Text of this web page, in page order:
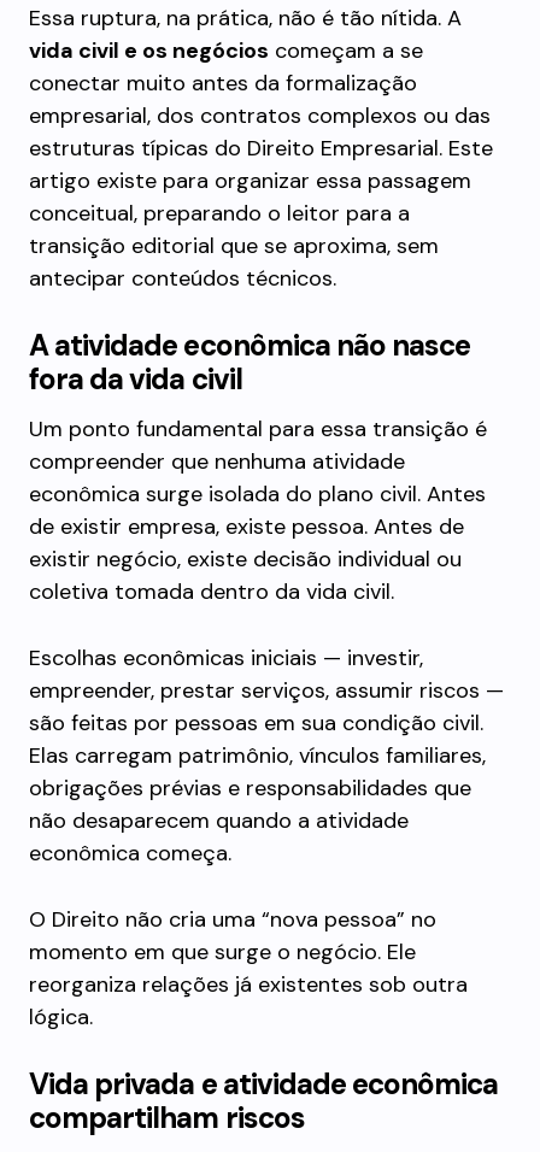
Essa ruptura, na prática, não é tão nítida. A
vida civil e os negócios começam a se
conectar muito antes da formalização
empresarial, dos contratos complexos ou das
estruturas típicas do Direito Empresarial. Este
artigo existe para organizar essa passagem
conceitual, preparando o leitor para a
transição editorial que se aproxima, sem
antecipar conteúdos técnicos.
A atividade econômica não nasce
fora da vida civil
Um ponto fundamental para essa transição é
compreender que nenhuma atividade
econômica surge isolada do plano civil. Antes
de existir empresa, existe pessoa. Antes de
existir negócio, existe decisão individual ou
coletiva tomada dentro da vida civil.
Escolhas econômicas iniciais — investir,
empreender, prestar serviços, assumir riscos —
são feitas por pessoas em sua condição civil.
Elas carregam patrimônio, vínculos familiares,
obrigações prévias e responsabilidades que
não desaparecem quando a atividade
econômica começa.
O Direito não cria uma “nova pessoa” no
momento em que surge o negócio. Ele
reorganiza relações já existentes sob outra
lógica.
Vida privada e atividade econômica
compartilham riscos